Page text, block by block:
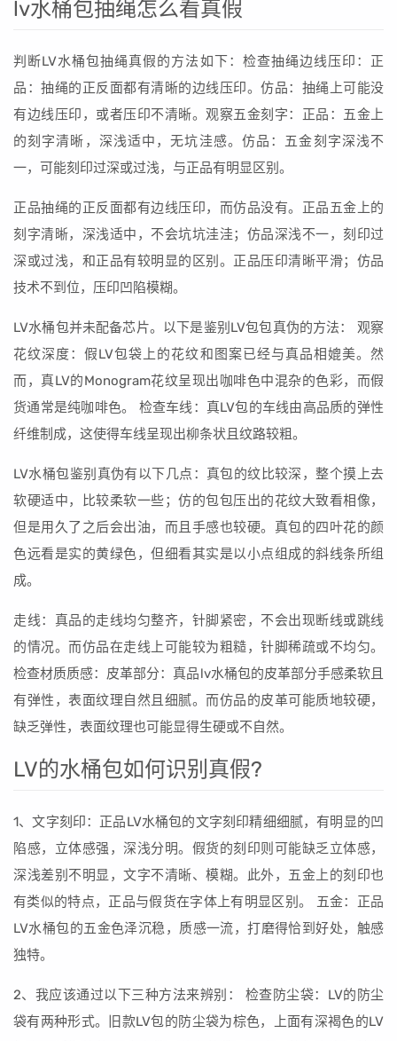
lv水桶包抽绳怎么看真假
判断LV水桶包抽绳真假的方法如下：检查抽绳边线压印：正
品：抽绳的正反面都有清晰的边线压印。仿品：抽绳上可能没
有边线压印，或者压印不清晰。观察五金刻字：正品：五金上
的刻字清晰，深浅适中，无坑洼感。仿品：五金刻字深浅不
一，可能刻印过深或过浅，与正品有明显区别。
正品抽绳的正反面都有边线压印，而仿品没有。正品五金上的
刻字清晰，深浅适中，不会坑坑洼洼；仿品深浅不一，刻印过
深或过浅，和正品有较明显的区别。正品压印清晰平滑；仿品
技术不到位，压印凹陷模糊。
LV水桶包并未配备芯片。以下是鉴别LV包包真伪的方法： 观察
花纹深度：假LV包袋上的花纹和图案已经与真品相媲美。然
而，真LV的Monogram花纹呈现出咖啡色中混杂的色彩，而假
货通常是纯咖啡色。 检查车线：真LV包的车线由高品质的弹性
纤维制成，这使得车线呈现出柳条状且纹路较粗。
LV水桶包鉴别真伪有以下几点：真包的纹比较深，整个摸上去
软硬适中，比较柔软一些；仿的包包压出的花纹大致看相像，
但是用久了之后会出油，而且手感也较硬。真包的四叶花的颜
色远看是实的黄绿色，但细看其实是以小点组成的斜线条所组
成。
走线：真品的走线均匀整齐，针脚紧密，不会出现断线或跳线
的情况。而仿品在走线上可能较为粗糙，针脚稀疏或不均匀。
检查材质质感：皮革部分：真品lv水桶包的皮革部分手感柔软且
有弹性，表面纹理自然且细腻。而仿品的皮革可能质地较硬，
缺乏弹性，表面纹理也可能显得生硬或不自然。
LV的水桶包如何识别真假?
1、文字刻印：正品LV水桶包的文字刻印精细细腻，有明显的凹
陷感，立体感强，深浅分明。假货的刻印则可能缺乏立体感，
深浅差别不明显，文字不清晰、模糊。此外，五金上的刻印也
有类似的特点，正品与假货在字体上有明显区别。 五金：正品
LV水桶包的五金色泽沉稳，质感一流，打磨得恰到好处，触感
独特。
2、我应该通过以下三种方法来辨别： 检查防尘袋：LV的防尘
袋有两种形式。旧款LV包的防尘袋为棕色，上面有深褐色的LV